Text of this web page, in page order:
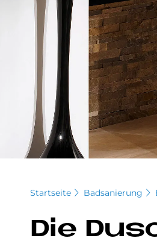
Startseite Badsanierung
Die